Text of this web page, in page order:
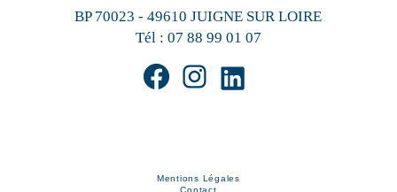
BP 70023 - 49610 JUIGNE SUR LOIRE
Tél : 07 88 99 01 07
Mentions Légales